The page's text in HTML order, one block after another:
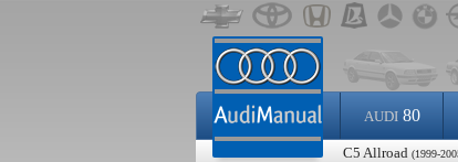
AUDI80
C5 Allroad (1999-